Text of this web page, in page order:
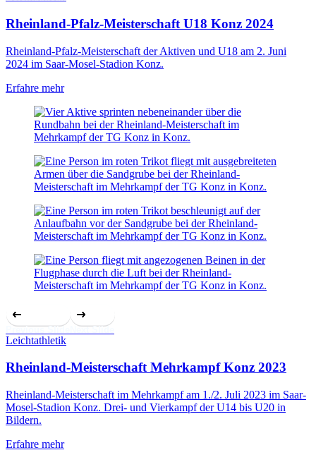
Rheinland-Pfalz-Meisterschaft U18 Konz 2024
Rheinland-Pfalz-Meisterschaft der Aktiven und U18 am 2. Juni
2024 im Saar-Mosel-Stadion Konz.
Erfahre mehr
Previous Slide Next Slide
Leichtathletik
Rheinland-Meisterschaft Mehrkampf Konz 2023
Rheinland-Meisterschaft im Mehrkampf am 1./2. Juli 2023 im Saar-
Mosel-Stadion Konz. Drei- und Vierkampf der U14 bis U20 in
Bildern.
Erfahre mehr